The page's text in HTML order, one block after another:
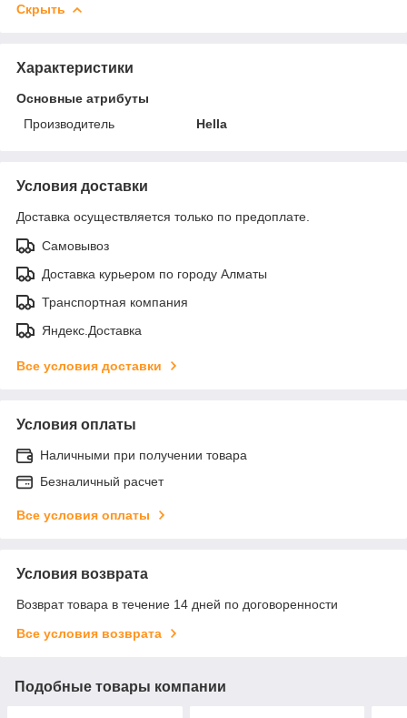
Скрыть
Характеристики
Основные атрибуты
Производитель
Hella
Условия доставки
Доставка осуществляется только по предоплате.
Самовывоз
Доставка курьером по городу Алматы
Транспортная компания
Яндекс.Доставка
Все условия доставки
Условия оплаты
Наличными при получении товара
Безналичный расчет
Все условия оплаты
Условия возврата
Возврат товара в течение 14 дней по договоренности
Все условия возврата
Подобные товары компании